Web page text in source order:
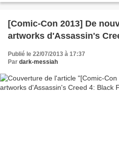
[Comic-Con 2013] De
artworks d'Assassin's
Publié le 22/07/2013 à 17:37
Par dark-messiah